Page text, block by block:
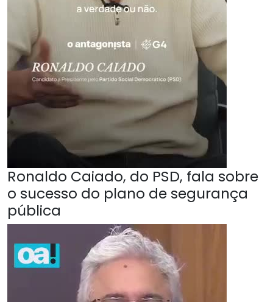
Ronaldo Caiado, do PSD, fala sobre
o sucesso do plano de segurança
pública